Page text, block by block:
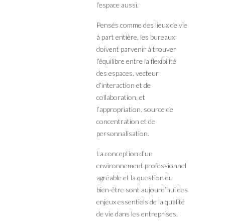
l’espace aussi.
Pensés comme des lieux de vie
à part entière, les bureaux
doivent parvenir à trouver
l’équilibre entre la flexibilité
des espaces, vecteur
d’interaction et de
collaboration, et
l’appropriation, source de
concentration et de
personnalisation.
La conception d’un
environnement professionnel
agréable et la question du
bien-être sont aujourd’hui des
enjeux essentiels de la qualité
de vie dans les entreprises.